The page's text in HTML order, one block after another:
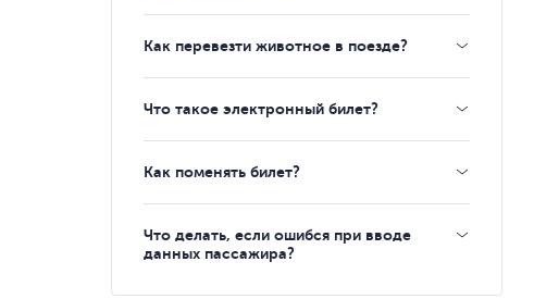
Как перевезти животное в поезде?
Что такое электронный билет?
Как поменять билет?
Что делать, если ошибся при вводе
данных пассажира?